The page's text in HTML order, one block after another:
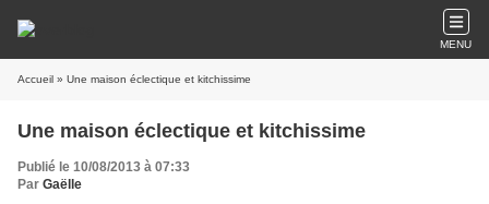
MENU
Accueil » Une maison éclectique et kitchissime
Une maison éclectique et kitchissime
Publié le 10/08/2013 à 07:33
Par Gaëlle